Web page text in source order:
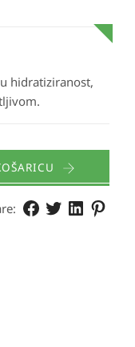
hidratiziranost,